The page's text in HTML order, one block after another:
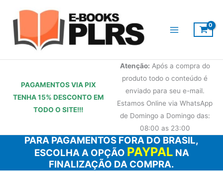
conteúdo
PAGAMENTOS VIA PIX
TENHA 15% DESCONTO EM
TODO O SITE!!!
Atenção: Após a compra do
produto todo o conteúdo é
enviado para seu e-mail.
Estamos Online via WhatsApp
de Domingo a Domingo das:
08:00 as 23:00
PARA PAGAMENTOS FORA DO BRASIL,
ESCOLHA A OPÇÃO PAYPAL NA
FINALIZAÇÃO DA COMPRA.